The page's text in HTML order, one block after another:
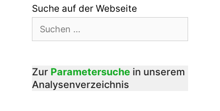
Suche auf der Webseite
nach:
Zur Parametersuche in unserem
Analysenverzeichnis